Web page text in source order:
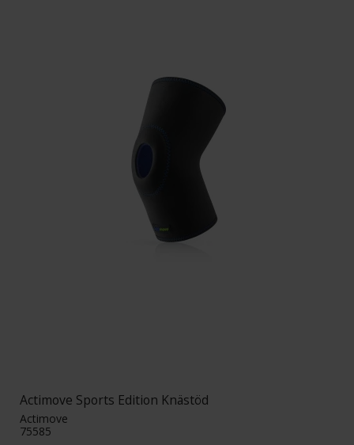
Actimove Sports Edition Knästöd
Actimove
75585